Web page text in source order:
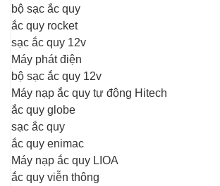
bộ sạc ắc quy
ắc quy rocket
sạc ắc quy 12v
Máy phát điện
bộ sạc ắc quy 12v
Máy nạp ắc quy tự động Hitech
ắc quy globe
sạc ắc quy
ắc quy enimac
Máy nạp ắc quy LIOA
ắc quy viễn thông